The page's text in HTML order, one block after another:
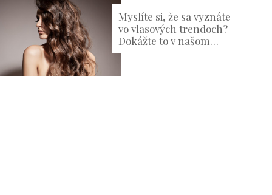
Myslíte si, že sa vyznáte
vo vlasových trendoch?
Dokážte to v našom
KVÍZE!